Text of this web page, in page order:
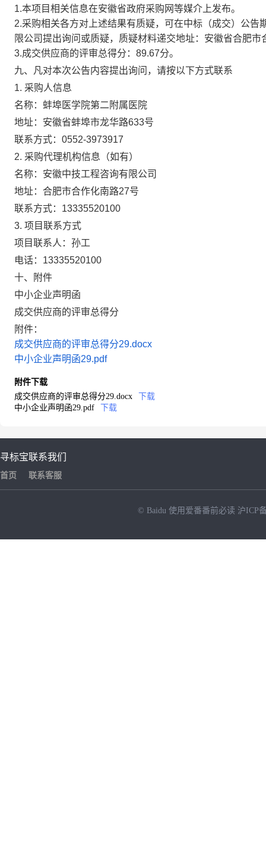
1.本项目相关信息在安徽省政府采购网等媒介上发布。
2.采购相关各方对上述结果有质疑，可在中标（成交）公
限公司提出询问或质疑，质疑材料递交地址：安徽省合肥
3.成交供应商的评审总得分： 89.67分。
九、凡对本次公告内容提出询问，请按以下方式联系
1. 采购人信息
名称： 蚌埠医学院第二附属医院
地址： 安徽省蚌埠市龙华路633号
联系方式： 0552-3973917
2. 采购代理机构信息（如有）
名称： 安徽中技工程咨询有限公司
地址： 合肥市合作化南路27号
联系方式： 13335520100
3. 项目联系方式
项目联系人：孙工
电话： 13335520100
十、附件
中小企业声明函
成交供应商的评审总得分
附件：
成交供应商的评审总得分29.docx
中小企业声明函29.pdf
附件下载
成交供应商的评审总得分29.docx
下载
中小企业声明函29.pdf
下载
寻标宝
首页
联系我们
联系客服
© Baidu 使用爱番番前必读 沪ICP